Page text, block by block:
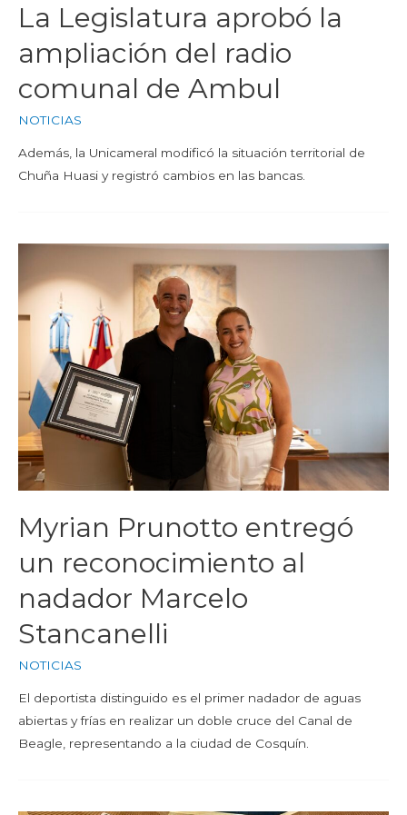
La Legislatura aprobó la
ampliación del radio
comunal de Ambul
NOTICIAS
Además, la Unicameral modificó la situación territorial de
Chuña Huasi y registró cambios en las bancas.
Myrian Prunotto entregó
un reconocimiento al
nadador Marcelo
Stancanelli
NOTICIAS
El deportista distinguido es el primer nadador de aguas
abiertas y frías en realizar un doble cruce del Canal de
Beagle, representando a la ciudad de Cosquín.